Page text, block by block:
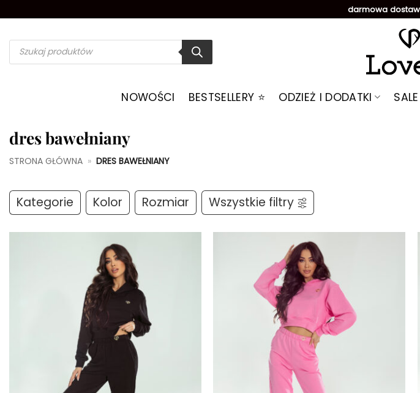
zawartości
darmowa
Wyszukiwarka
produktów
NOWOŚCI BESTSELLERY ⭐️ ODZIEŻ I DODATKI SALE
dres bawełniany
STRONA GŁÓWNA » DRES BAWEŁNIANY
Kategorie Kolor Rozmiar Wszystkie filtry